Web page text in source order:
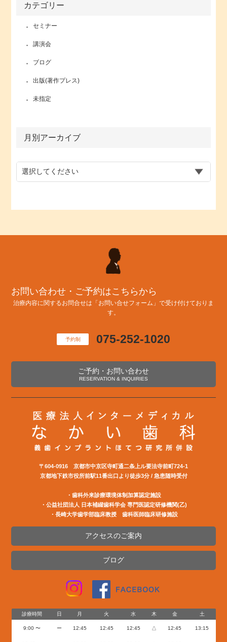
カテゴリー
セミナー
講演会
ブログ
出版(著作プレス)
未指定
月別アーカイブ
お問い合わせ・ご予約はこちらから
治療内容に関するお問合せは「お問い合せフォーム」で受け付けておりま
す。
予約制 075-252-1020
ご予約・お問い合わせ
RESERVATION & INQUIRIES
〒604-0916 京都市中京区寺町通二条上ル要法寺前町724-1
京都地下鉄市役所前駅11番出口より徒歩3分 / 急患随時受付
・歯科外来診療環境体制加算認定施設
・公益社団法⼈ ⽇本補綴⻭科学会 専⾨医認定研修機関(⼄)
・長崎大学歯学部臨床教授 歯科医師臨床研修施設
アクセスのご案内
ブログ
診療時間 日 月 火 水 木 金 土
9:00 〜 ー 12:45 12:45 12:45 △ 12:45 13:15